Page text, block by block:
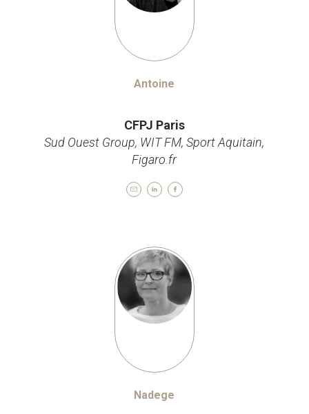
Antoine
CFPJ Paris
Sud Ouest Group, WIT FM, Sport Aquitain,
Figaro.fr
Nadege